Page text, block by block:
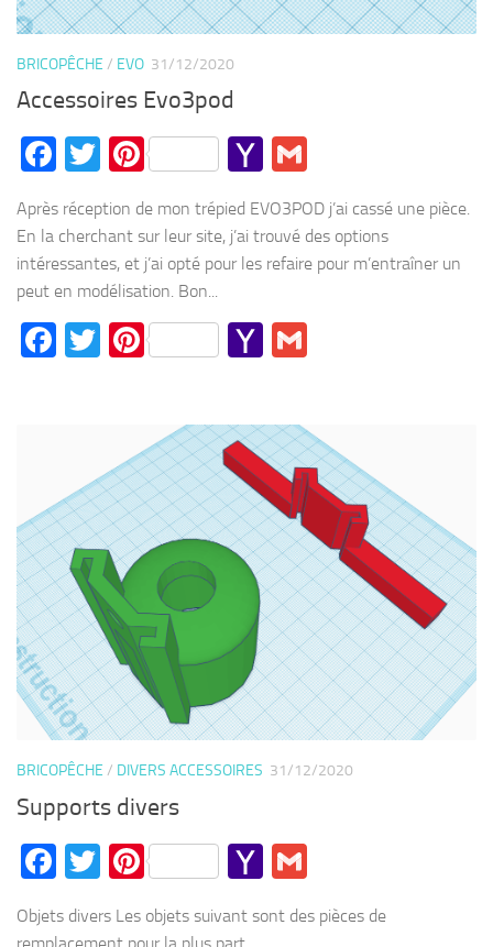
BRICOPÊCHE / EVO 31/12/2020
Accessoires Evo3pod
Facebook
TwitterPinterestYahoo
Après réception de mon trépied EVO3POD j’ai cassé une pièce.
En la cherchant sur leur site, j’ai trouvé des options
intéressantes, et j’ai opté pour les refaire pour m’entraîner un
peut en modélisation. Bon...
Facebook
TwitterPinterestYahoo
BRICOPÊCHE / DIVERS ACCESSOIRES 31/12/2020
Supports divers
Facebook
TwitterPinterestYahoo
Objets divers Les objets suivant sont des pièces de
remplacement pour la plus part.